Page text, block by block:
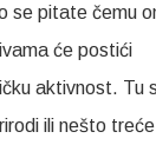
se pitate čemu
će postići
aktivnost. Tu
ili nešto